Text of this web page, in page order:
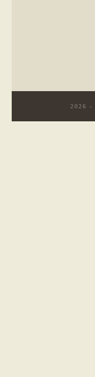
2026 -